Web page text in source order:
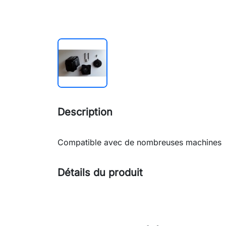
Description
Compatible avec de nombreuses machines
Détails du produit